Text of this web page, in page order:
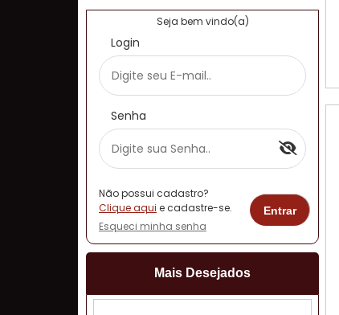
Seja bem vindo(a)
Login
Senha
Não possui cadastro?
Clique aqui e cadastre-se.
Esqueci minha senha
Mais Desejados